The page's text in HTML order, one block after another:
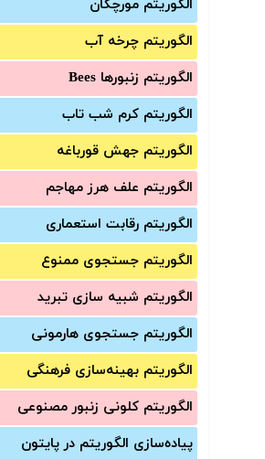
الگوریتم مورچگان
الگوریتم چرخه آب
الگوریتم زنبورها Bees
الگوریتم کرم شب تاب
الگوریتم جهش قورباغه
الگوریتم علف هرز مهاجم
الگوریتم رقابت استعماری
الگوریتم جستجوی ممنوع
الگوریتم شبیه سازی تبرید
الگوریتم جستجوی هارمونی
الگوریتم بهینه‌سازی فرهنگی
الگوریتم کلونی زنبور مصنوعی
پیاده‌سازی الگوریتم در پایتون